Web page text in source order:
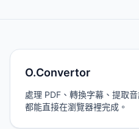
O.Convertor
處理 PDF、轉換字幕、提取
都能直接在瀏覽器裡完成。